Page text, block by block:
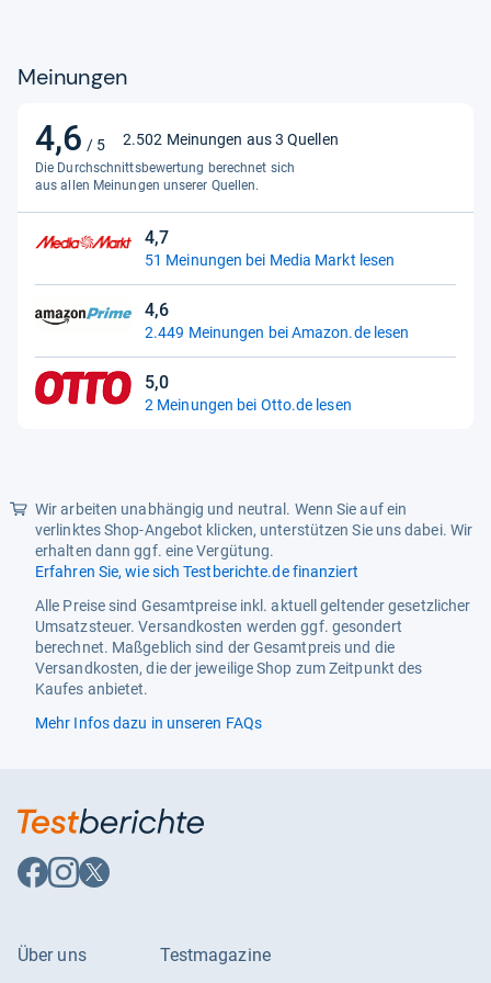
Meinungen
4,6 / 5
4,6
von
5
Sternen
2.502 Meinungen aus 3 Quellen
Die Durchschnittsbewertung berechnet sich
aus allen Meinungen unserer Quellen.
4,7
4,7
von
Sternen
51 Meinungen bei Media Markt lesen
4,6
4,6
von
Sternen
2.449 Meinungen bei Amazon.de lesen
5,0
5,0
von
2 Meinungen bei Otto.de lesen
Wir arbeiten unabhängig und neutral. Wenn Sie auf ein
verlinktes Shop-Angebot klicken, unterstützen Sie uns dabei. Wir
erhalten dann ggf. eine Vergütung.
Erfahren Sie, wie sich Testberichte.de finanziert
Alle Preise sind Gesamtpreise inkl. aktuell geltender gesetzlicher
Umsatzsteuer. Versandkosten werden ggf. gesondert
berechnet. Maßgeblich sind der Gesamtpreis und die
Versandkosten, die der jeweilige Shop zum Zeitpunkt des
Kaufes anbietet.
Mehr Infos dazu in unseren FAQs
Auf
Facebook
Auf
Instagram
Auf
X
Über uns
Testmagazine